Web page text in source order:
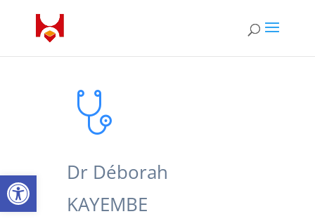
Ouvrir la barre d’outilsDr Déborah
KAYEMBE